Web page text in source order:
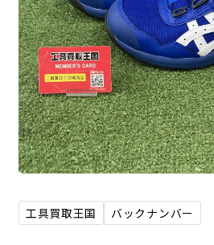
工具買取王国 バックナンバー